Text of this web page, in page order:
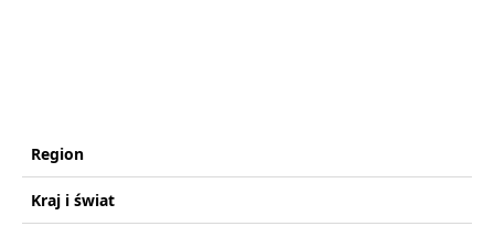
Region
Kraj i świat